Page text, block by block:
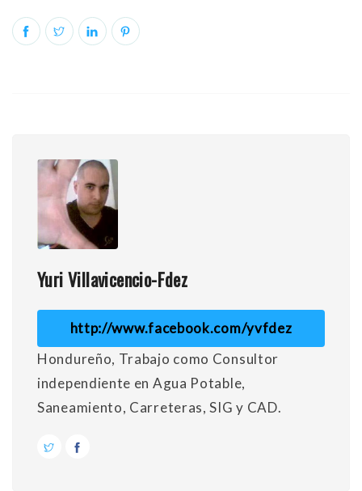
Yuri Villavicencio-Fdez
http://www.facebook.com/yvfdez
Hondureño, Trabajo como Consultor
independiente en Agua Potable,
Saneamiento, Carreteras, SIG y CAD.